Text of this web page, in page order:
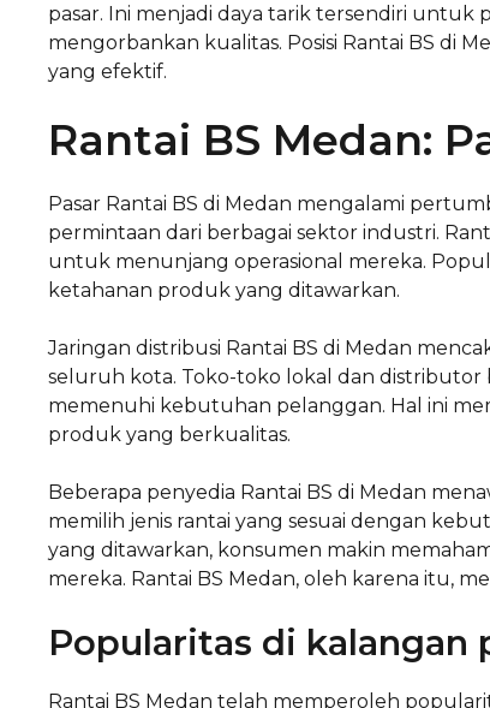
pasar. Ini menjadi daya tarik tersendiri untuk
mengorbankan kualitas. Posisi Rantai BS di
yang efektif.
Rantai BS Medan:
Pasar Rantai BS di Medan mengalami
permintaan dari berbagai sektor industri.
untuk menunjang operasional mereka.
ketahanan produk yang ditawarkan.
Jaringan distribusi Rantai BS di Medan
seluruh kota. Toko-toko lokal dan distributor
memenuhi kebutuhan pelanggan. Hal ini
produk yang berkualitas.
Beberapa penyedia Rantai BS di Medan
memilih jenis rantai yang sesuai dengan
yang ditawarkan, konsumen makin
mereka. Rantai BS Medan, oleh karena itu,
Popularitas di kalangan
Rantai BS Medan telah memperoleh